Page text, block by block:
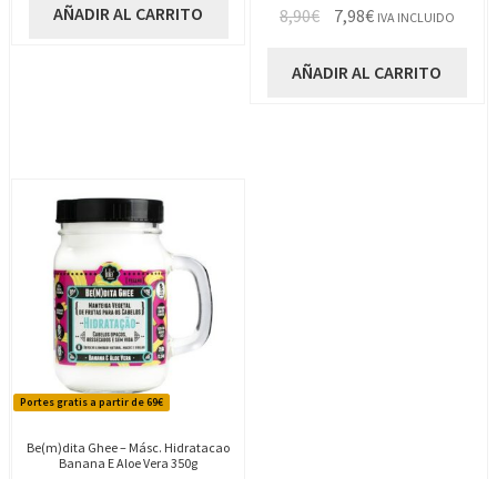
AÑADIR AL CARRITO 8,90€
El
original
7,98€El
actual
IVA INCLUIDO
AÑADIR AL CARRITO
Portes gratis a partir de 69€
Be(m)dita Ghee – Másc. Hidratacao
Banana E Aloe Vera 350g